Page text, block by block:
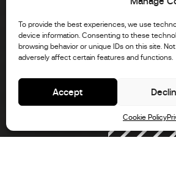
To provide the best experiences, we use
device information. Consenting to these
browsing behavior or unique IDs on this site.
adversely affect certain features and functions.
Accept
Cookie Policy